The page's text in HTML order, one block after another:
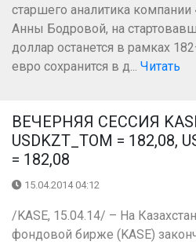
старшего аналитика компании
Анны Бодровой, на
доллар останется в рамках
евро сохранится в д... Читать
ВЕЧЕРНЯЯ СЕССИЯ
USDKZT_TOM = 182,08,
= 182,08
15.04.2014 04:12
/KASE, 15.04.14/ – На
фондовой бирже (KASE)